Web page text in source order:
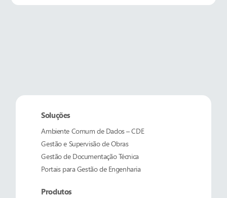
Soluções
Ambiente Comum de Dados – CDE
Gestão e Supervisão de Obras
Gestão de Documentação Técnica
Portais para Gestão de Engenharia
Produtos